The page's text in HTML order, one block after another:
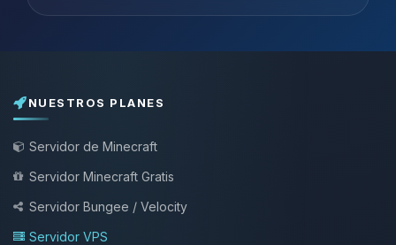
NUESTROS PLANES
Servidor de Minecraft
Servidor Minecraft Gratis
Servidor Bungee / Velocity
Servidor VPS